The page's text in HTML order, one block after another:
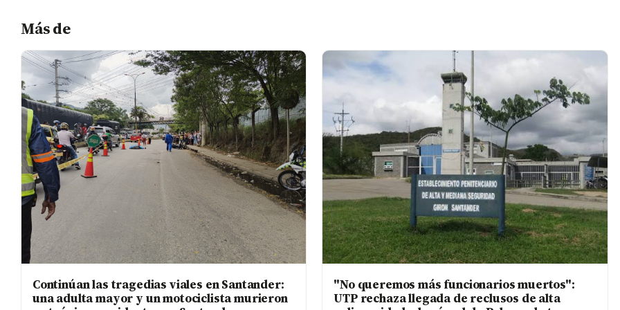
Más de
Continúan las tragedias viales en Santander:
una adulta mayor y un motociclista murieron
"No queremos más funcionarios muertos":
UTP rechaza llegada de reclusos de alta